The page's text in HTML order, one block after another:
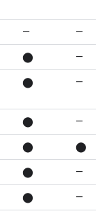
— —
⬤ —
⬤ —
⬤ —
⬤ ⬤
⬤ —
⬤ —